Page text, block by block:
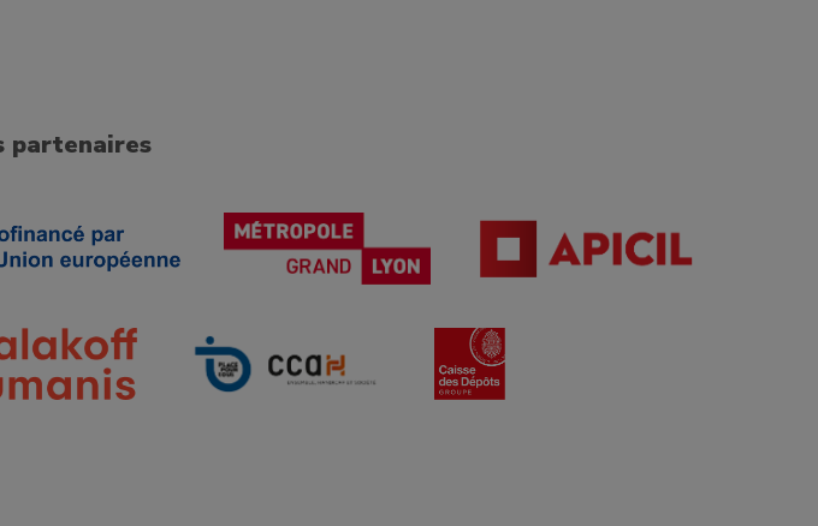
partenaires